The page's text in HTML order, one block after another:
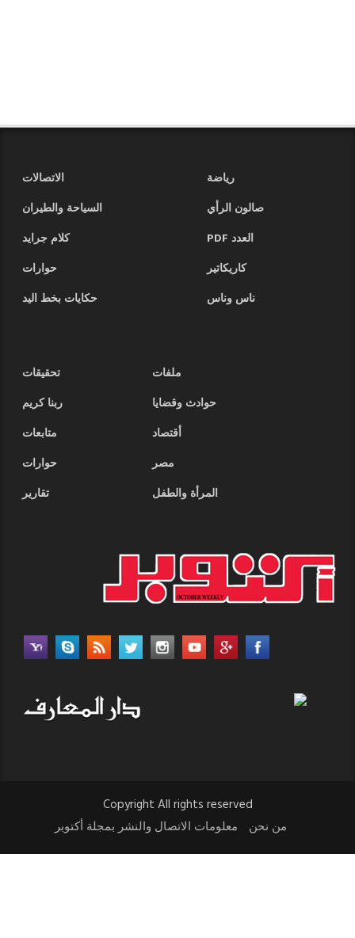
رياضة
الاتصالات
صالون الرأي
السياحة والطيران
العدد PDF
كلام جرايد
كاريكاتير
حوارات
ناس وناس
حكايات بخط اليد
ملفات
تحقيقات
حوادث وقضايا
ربنا كريم
أقتصاد
متابعات
مصر
حوارات
المرأة والطفل
تقارير
Copyright All rights reserved
من نحن
معلومات الاتصال والنشر بمجلة أكتوبر